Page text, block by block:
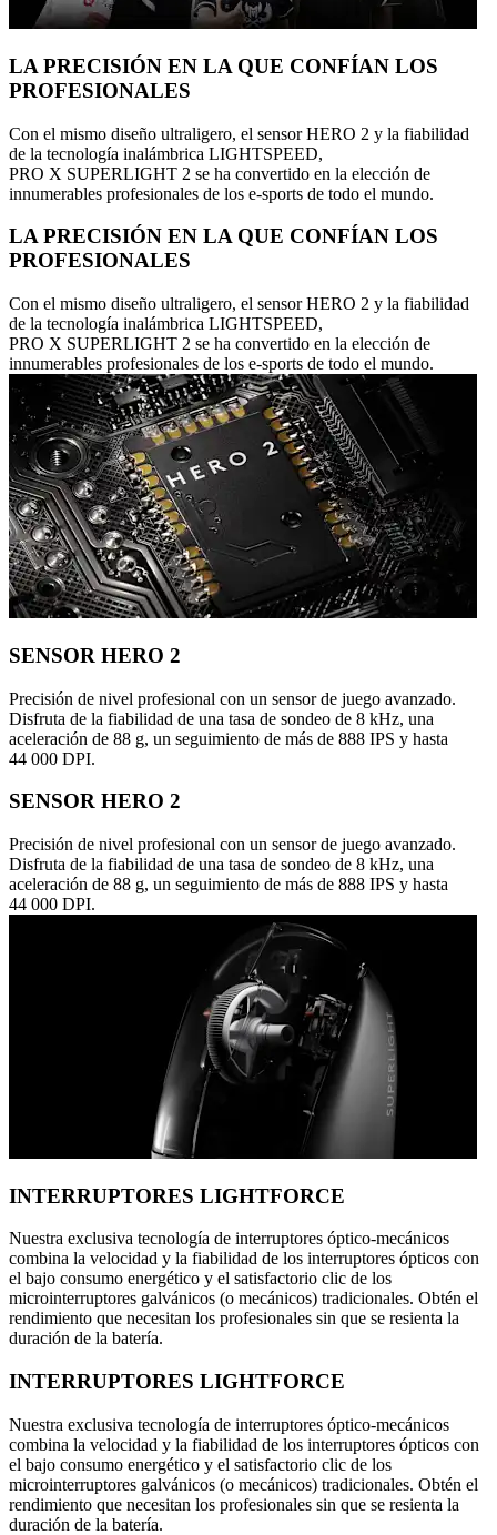
LA PRECISIÓN EN LA QUE CONFÍAN LOS
PROFESIONALES
Con el mismo diseño ultraligero, el sensor HERO 2 y la fiabilidad
de la tecnología inalámbrica LIGHTSPEED,
PRO X SUPERLIGHT 2 se ha convertido en la elección de
innumerables profesionales de los e-sports de todo el mundo.
LA PRECISIÓN EN LA QUE CONFÍAN LOS
PROFESIONALES
Con el mismo diseño ultraligero, el sensor HERO 2 y la fiabilidad
de la tecnología inalámbrica LIGHTSPEED,
PRO X SUPERLIGHT 2 se ha convertido en la elección de
innumerables profesionales de los e-sports de todo el mundo.
SENSOR HERO 2
Precisión de nivel profesional con un sensor de juego avanzado.
Disfruta de la fiabilidad de una tasa de sondeo de 8 kHz, una
aceleración de 88 g, un seguimiento de más de 888 IPS y hasta
44 000 DPI.
SENSOR HERO 2
Precisión de nivel profesional con un sensor de juego avanzado.
Disfruta de la fiabilidad de una tasa de sondeo de 8 kHz, una
aceleración de 88 g, un seguimiento de más de 888 IPS y hasta
44 000 DPI.
INTERRUPTORES LIGHTFORCE
Nuestra exclusiva tecnología de interruptores óptico-mecánicos
combina la velocidad y la fiabilidad de los interruptores ópticos con
el bajo consumo energético y el satisfactorio clic de los
microinterruptores galvánicos (o mecánicos) tradicionales. Obtén el
rendimiento que necesitan los profesionales sin que se resienta la
duración de la batería.
INTERRUPTORES LIGHTFORCE
Nuestra exclusiva tecnología de interruptores óptico-mecánicos
combina la velocidad y la fiabilidad de los interruptores ópticos con
el bajo consumo energético y el satisfactorio clic de los
microinterruptores galvánicos (o mecánicos) tradicionales. Obtén el
rendimiento que necesitan los profesionales sin que se resienta la
duración de la batería.